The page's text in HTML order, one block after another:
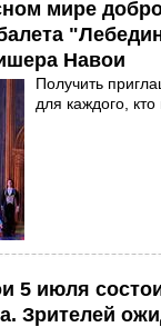
мире
Навои
Получить
для каждого,
5 июля
Зрителей